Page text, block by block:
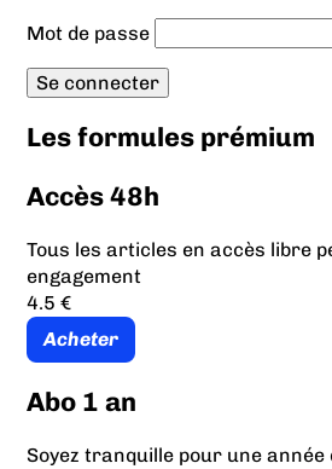
Mot de passe
Les formules prémium
Accès 48h
Tous les articles en accès libre
engagement
4.5 €
Acheter
Abo 1 an
Soyez tranquille pour une année